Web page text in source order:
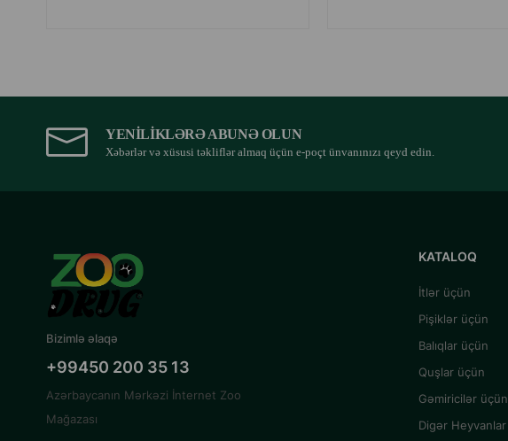
YENILIKLƏRƏ ABUNƏ OLUN
Xəbərlər və xüsusi təkliflər almaq üçün e-poçt ünvanınızı qeyd edin.
Bizimlə əlaqə
+99450 200 35 13
Azərbaycanın Mərkəzi İnternet Zoo
Mağazası
KATALOQ
İtlər üçün
Pişiklər üçün
Balıqlar üçün
Quşlar üçün
Gəmiricilər üçün
Digər Heyvanlar